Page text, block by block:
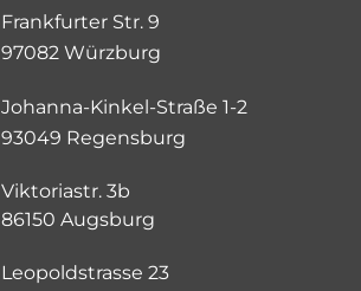
Frankfurter Str. 9
97082 Würzburg
Johanna-Kinkel-Straße 1-2
93049 Regensburg
Viktoriastr. 3b
86150 Augsburg
Leopoldstrasse 23